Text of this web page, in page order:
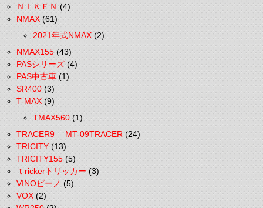
ＮＩＫＥＮ(4)
NMAX(61)
2021年式NMAX(2)
NMAX155(43)
PASシリーズ(4)
PAS中古車(1)
SR400(3)
T-MAX(9)
TMAX560(1)
TRACER9 MT-09TRACER(24)
TRICITY(13)
TRICITY155(5)
ｔrickerトリッカー(3)
VINOビーノ(5)
VOX(2)